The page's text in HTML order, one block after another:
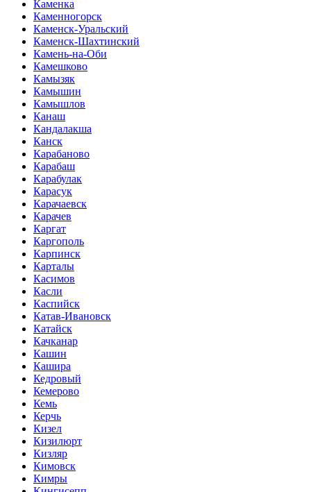
Каменка
Каменногорск
Каменск-Уральский
Каменск-Шахтинский
Камень-на-Оби
Камешково
Камызяк
Камышин
Камышлов
Канаш
Кандалакша
Канск
Карабаново
Карабаш
Карабулак
Карасук
Карачаевск
Карачев
Каргат
Каргополь
Карпинск
Карталы
Касимов
Касли
Каспийск
Катав-Ивановск
Катайск
Качканар
Кашин
Кашира
Кедровый
Кемерово
Кемь
Керчь
Кизел
Кизилюрт
Кизляр
Кимовск
Кимры